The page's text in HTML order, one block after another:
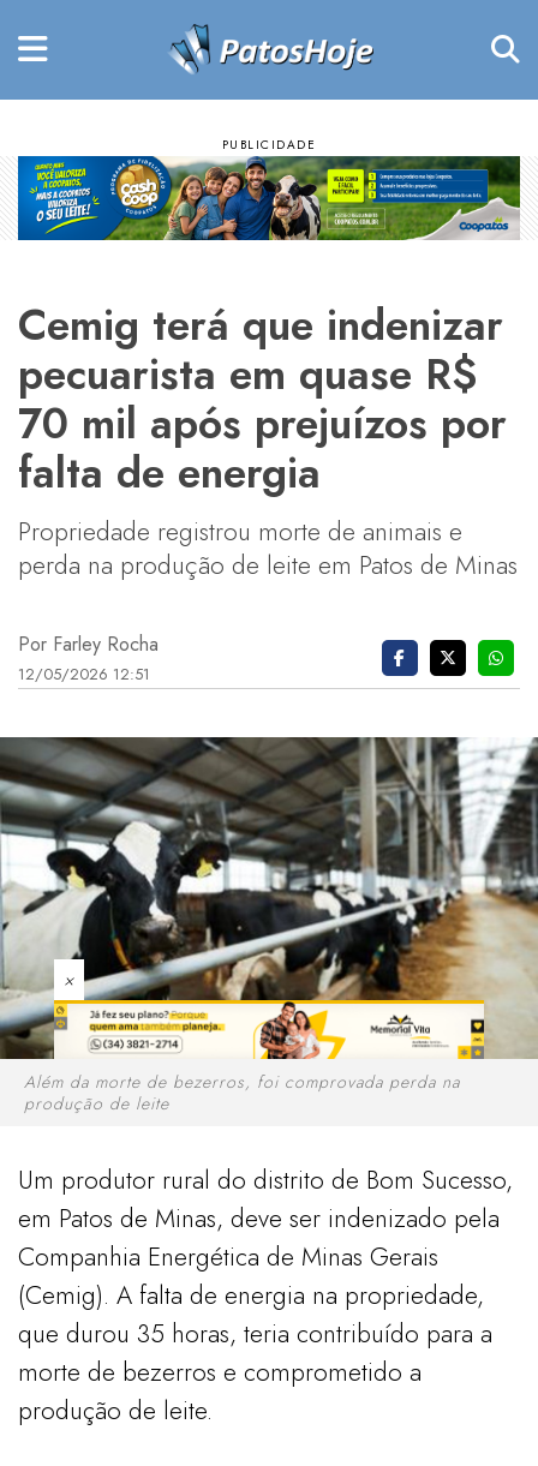
Cemig terá que indenizar
pecuarista em quase R$
70 mil após prejuízos por
falta de energia
Propriedade registrou morte de animais e
perda na produção de leite em Patos de Minas
Por Farley Rocha
12/05/2026 12:51
×
Além da morte de bezerros, foi comprovada perda na
produção de leite
Um produtor rural do distrito de Bom Sucesso,
em Patos de Minas, deve ser indenizado pela
Companhia Energética de Minas Gerais
(Cemig). A falta de energia na propriedade,
que durou 35 horas, teria contribuído para a
morte de bezerros e comprometido a
produção de leite.